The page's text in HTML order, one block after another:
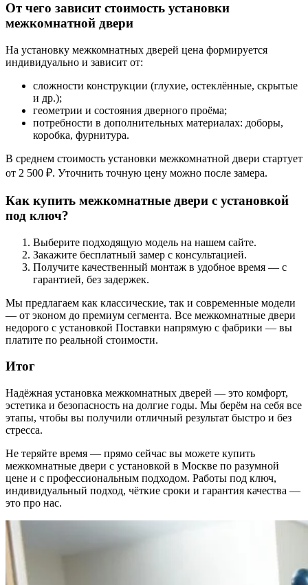
От чего зависит стоимость установки
межкомнатной двери
На установку межкомнатных дверей цена формируется
индивидуально и зависит от:
сложности конструкции (глухие, остеклённые, скрытые
и др.);
геометрии и состояния дверного проёма;
потребности в дополнительных материалах: доборы,
коробка, фурнитура.
В среднем стоимость установки межкомнатной двери стартует
от 2 500 ₽. Уточнить точную цену можно после замера.
Как купить межкомнатные двери с установкой
под ключ?
Выберите подходящую модель на нашем сайте.
Закажите бесплатный замер с консультацией.
Получите качественный монтаж в удобное время — с
гарантией, без задержек.
Мы предлагаем как классические, так и современные модели
— от эконом до премиум сегмента. Все межкомнатные двери
недорого с установкой Поставки напрямую с фабрики — вы
платите по реальной стоимости.
Итог
Надёжная установка межкомнатных дверей — это комфорт,
эстетика и безопасность на долгие годы. Мы берём на себя все
этапы, чтобы вы получили отличный результат быстро и без
стресса.
Не теряйте время — прямо сейчас вы можете купить
межкомнатные двери с установкой в Москве по разумной
цене и с профессиональным подходом. Работы под ключ,
индивидуальный подход, чёткие сроки и гарантия качества —
это про нас.